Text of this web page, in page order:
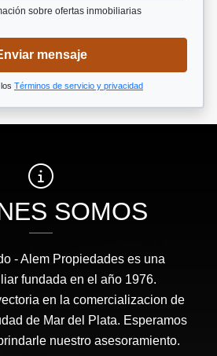
sobre ofertas inmobiliarias
mensaje
Términos de servicio y privacidad
SOMOS
- Alem Propiedades es una
fundada en el año 1976.
en la comercializacion de
de Mar del Plata. Esperamos
nuestro asesoramiento.